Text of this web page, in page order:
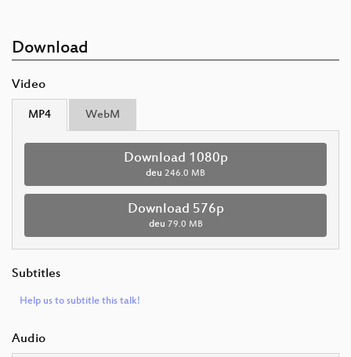
Download
Video
MP4 WebM
Download 1080p
deu 246.0 MB
Download 576p
deu 79.0 MB
Subtitles
Help us to subtitle this talk!
Audio